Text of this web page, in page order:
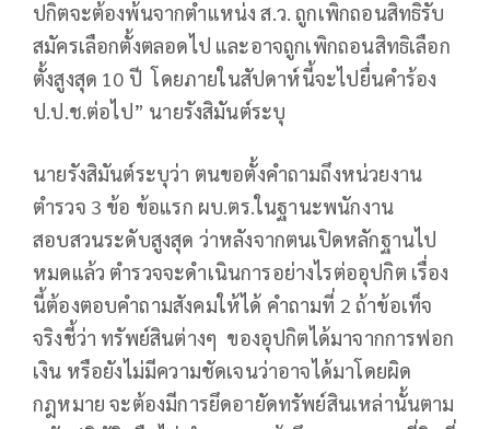
ปกิตจะต้องพ้นจากตำแหน่ง ส.ว. ถูกเพิกถอนสิทธิรับ
สมัครเลือกตั้งตลอดไป และอาจถูกเพิกถอนสิทธิเลือก
ตั้งสูงสุด 10 ปี โดยภายในสัปดาห์นี้จะไปยื่นคำร้อง
ป.ป.ช.ต่อไป” นายรังสิมันต์ระบุ
นายรังสิมันต์ระบุว่า ตนขอตั้งคำถามถึงหน่วยงาน
ตำรวจ 3 ข้อ ข้อแรก ผบ.ตร.ในฐานะพนักงาน
สอบสวนระดับสูงสุด ว่าหลังจากตนเปิดหลักฐานไป
หมดแล้ว ตำรวจจะดำเนินการอย่างไรต่ออุปกิต เรื่อง
นี้ต้องตอบคำถามสังคมให้ได้ คำถามที่ 2 ถ้าข้อเท็จ
จริงชี้ว่า ทรัพย์สินต่างๆ ของอุปกิตได้มาจากการฟอก
เงิน หรือยังไม่มีความชัดเจนว่าอาจได้มาโดยผิด
กฎหมาย จะต้องมีการยึดอายัดทรัพย์สินเหล่านั้นตาม